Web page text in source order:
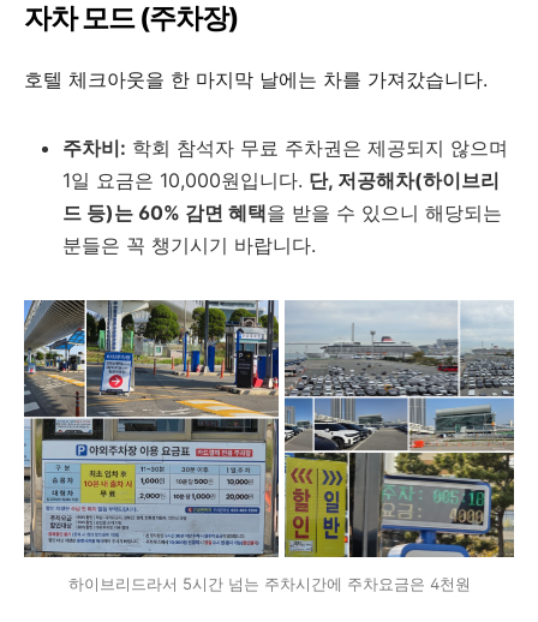
자차 모드 (주차장)
호텔 체크아웃을 한 마지막 날에는 차를 가져갔습니다.
주차비: 학회 참석자 무료 주차권은 제공되지 않으며
1일 요금은 10,000원입니다. 단, 저공해차(하이브리
드 등)는 60% 감면 혜택을 받을 수 있으니 해당되는
분들은 꼭 챙기시기 바랍니다.
하이브리드라서 5시간 넘는 주차시간에 주차요금은 4천원